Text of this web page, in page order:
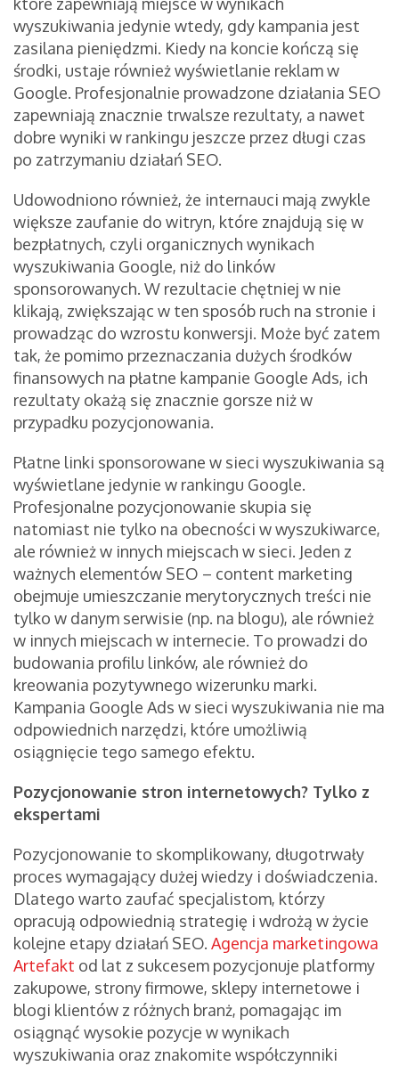
wyszukiwania jedynie wtedy, gdy kampania jest
zasilana pieniędzmi. Kiedy na koncie kończą się
środki, ustaje również wyświetlanie reklam w
Google. Profesjonalnie prowadzone działania SEO
zapewniają znacznie trwalsze rezultaty, a nawet
dobre wyniki w rankingu jeszcze przez długi czas
po zatrzymaniu działań SEO.
Udowodniono również, że internauci mają zwykle
większe zaufanie do witryn, które znajdują się w
bezpłatnych, czyli organicznych wynikach
wyszukiwania Google, niż do linków
sponsorowanych. W rezultacie chętniej w nie
klikają, zwiększając w ten sposób ruch na stronie i
prowadząc do wzrostu konwersji. Może być zatem
tak, że pomimo przeznaczania dużych środków
finansowych na płatne kampanie Google Ads, ich
rezultaty okażą się znacznie gorsze niż w
przypadku pozycjonowania.
Płatne linki sponsorowane w sieci wyszukiwania są
wyświetlane jedynie w rankingu Google.
Profesjonalne pozycjonowanie skupia się
natomiast nie tylko na obecności w wyszukiwarce,
ale również w innych miejscach w sieci. Jeden z
ważnych elementów SEO – content marketing
obejmuje umieszczanie merytorycznych treści nie
tylko w danym serwisie (np. na blogu), ale również
w innych miejscach w internecie. To prowadzi do
budowania profilu linków, ale również do
kreowania pozytywnego wizerunku marki.
Kampania Google Ads w sieci wyszukiwania nie ma
odpowiednich narzędzi, które umożliwią
osiągnięcie tego samego efektu.
Pozycjonowanie stron internetowych? Tylko z
ekspertami
Pozycjonowanie to skomplikowany, długotrwały
proces wymagający dużej wiedzy i doświadczenia.
Dlatego warto zaufać specjalistom, którzy
opracują odpowiednią strategię i wdrożą w życie
kolejne etapy działań SEO. Agencja marketingowa
Artefakt od lat z sukcesem pozycjonuje platformy
zakupowe, strony firmowe, sklepy internetowe i
blogi klientów z różnych branż, pomagając im
osiągnąć wysokie pozycje w wynikach
wyszukiwania oraz znakomite współczynniki